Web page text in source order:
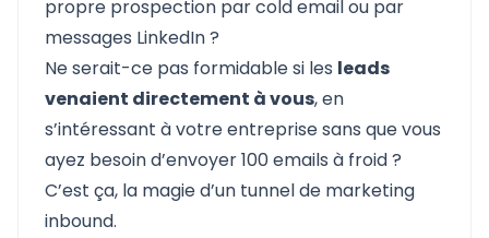
propre prospection par cold email ou par
messages LinkedIn ?
Ne serait-ce pas formidable si les leads
venaient directement à vous, en
s’intéressant à votre entreprise sans que vous
ayez besoin d’envoyer 100 emails à froid ?
C’est ça, la magie d’un tunnel de marketing
inbound.